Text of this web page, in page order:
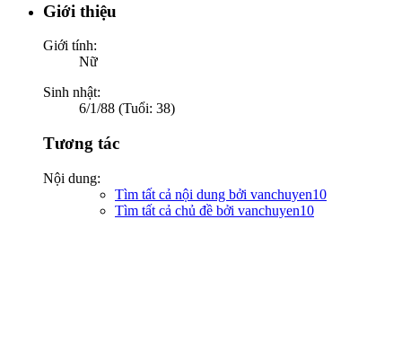
Giới thiệu
Giới tính:
Nữ
Sinh nhật:
6/1/88 (Tuổi: 38)
Tương tác
Nội dung:
Tìm tất cả nội dung bởi vanchuyen10
Tìm tất cả chủ đề bởi vanchuyen10